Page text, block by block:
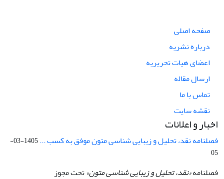
صفحه اصلی
درباره نشریه
اعضای هیات تحریریه
ارسال مقاله
تماس با ما
نقشه سایت
اخبار و اعلانات
فصلنامه نقد، تحلیل و زیبایی شناسی متون موفق به کسب ...
1405-03-
05
فصلنامه«نقد، تحلیل و زیبایی شناسی متون»تحت مجوز